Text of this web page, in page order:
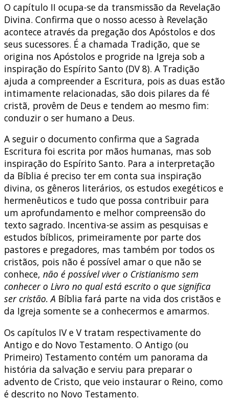
O capítulo II ocupa-se da transmissão da Revelação
Divina. Confirma que o nosso acesso à Revelação
acontece através da pregação dos Apóstolos e dos
seus sucessores. É a chamada Tradição, que se
origina nos Apóstolos e progride na Igreja sob a
inspiração do Espírito Santo (DV 8). A Tradição
ajuda a compreender a Escritura, pois as duas estão
intimamente relacionadas, são dois pilares da fé
cristã, provêm de Deus e tendem ao mesmo fim:
conduzir o ser humano a Deus.
A seguir o documento confirma que a Sagrada
Escritura foi escrita por mãos humanas, mas sob
inspiração do Espírito Santo. Para a interpretação
da Bíblia é preciso ter em conta sua inspiração
divina, os gêneros literários, os estudos exegéticos e
hermenêuticos e tudo que possa contribuir para
um aprofundamento e melhor compreensão do
texto sagrado. Incentiva-se assim as pesquisas e
estudos bíblicos, primeiramente por parte dos
pastores e pregadores, mas também por todos os
cristãos, pois não é possível amar o que não se
conhece, não é possível viver o Cristianismo sem
conhecer o Livro no qual está escrito o que significa
ser cristão. A Bíblia fará parte na vida dos cristãos e
da Igreja somente se a conhecermos e amarmos.
Os capítulos IV e V tratam respectivamente do
Antigo e do Novo Testamento. O Antigo (ou
Primeiro) Testamento contém um panorama da
história da salvação e serviu para preparar o
advento de Cristo, que veio instaurar o Reino, como
é descrito no Novo Testamento.